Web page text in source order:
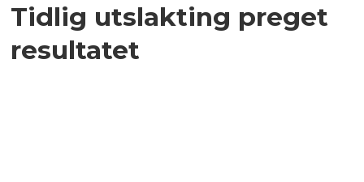
Tidlig utslakting preget
resultatet